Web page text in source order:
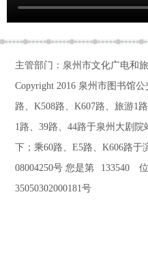
主管部门：泉州市文化广电和
Copyright 2016 泉州市图书馆公
路、K508路、K607路、旅游1
1路、39路、44路于泉州大剧
下；乘60路、E5路、K606路
08004250号 您是第 133540
35050302000181号